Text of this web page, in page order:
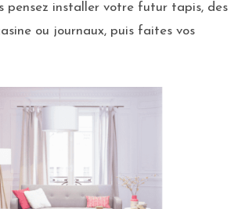
pensez installer votre futur tapis, des
ou journaux, puis faites vos